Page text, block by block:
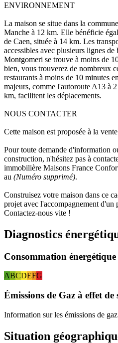
ENVIRONNEMENT
La maison se situe dans la
Manche à 12 km. Elle bénéficie
de Caen, située à 14 km. Les
accessibles avec plusieurs lignes
Montgomeri se trouve à moins de
bien, vous trouverez de nombreux
restaurants à moins de 10 minutes
majeurs, comme l'autoroute A13 à
km, facilitent les déplacements.
NOUS CONTACTER
Cette maison est proposée à la
Pour toute demande d'information
construction, n'hésitez pas à
immobilière Maisons France
au (Numéro supprimé).
Construisez votre maison dans ce
projet avec l'accompagnement d'un
Contactez-nous vite !
Diagnostics
Consommation
ABCDEFG
Émissions de Gaz à effet de
Information sur les émissions de
Situation